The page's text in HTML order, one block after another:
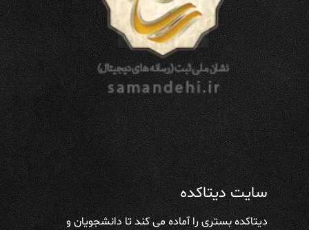
سایت دیتاکده
دیتاکده بستری را آماده می کند تا دانشجویان و